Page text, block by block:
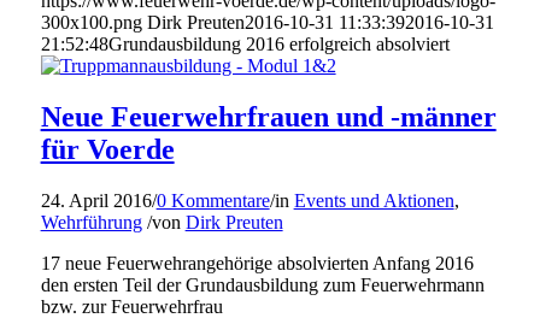
300x100.png Dirk Preuten2016-10-31 11:33:392016-10-31
21:52:48Grundausbildung 2016 erfolgreich absolviert
Neue Feuerwehrfrauen und -männer
für Voerde
24. April 2016/0 Kommentare/in Events und Aktionen,
Wehrführung /von Dirk Preuten
17 neue Feuerwehrangehörige absolvierten Anfang 2016
den ersten Teil der Grundausbildung zum Feuerwehrmann
bzw. zur Feuerwehrfrau